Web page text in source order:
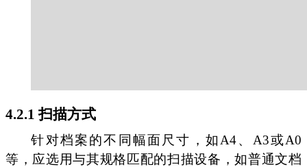
4.2.1 扫描方式
针对档案的不同幅面尺寸，如A4、A3或A0
等，应选用与其规格匹配的扫描设备，如普通文档